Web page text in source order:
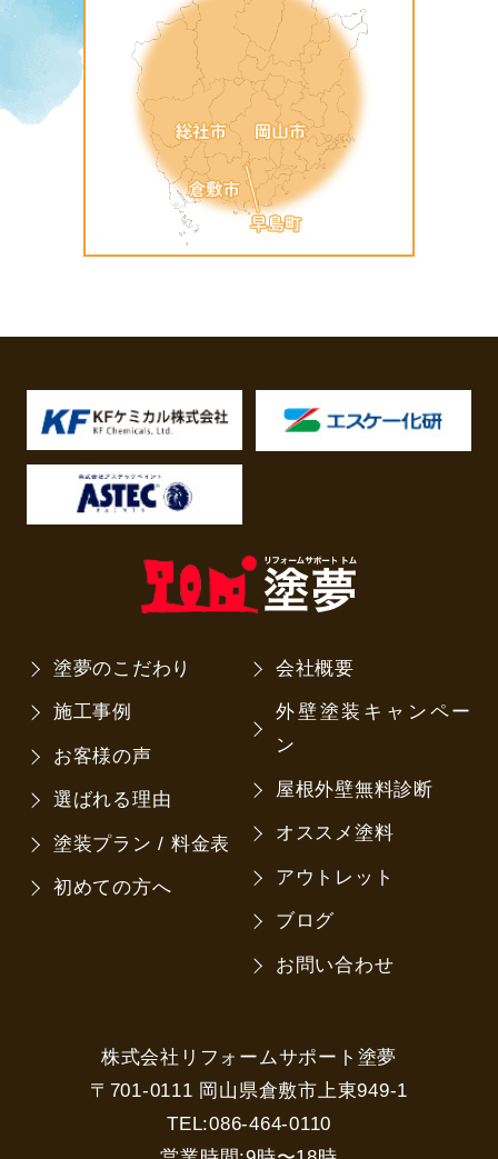
塗夢のこだわり
施工事例
お客様の声
選ばれる理由
塗装プラン / 料金表
初めての方へ
会社概要
外壁塗装キャンペー
ン
屋根外壁無料診断
オススメ塗料
アウトレット
ブログ
お問い合わせ
株式会社リフォームサポート塗夢
〒701-0111 岡山県倉敷市上東949-1
TEL:086-464-0110